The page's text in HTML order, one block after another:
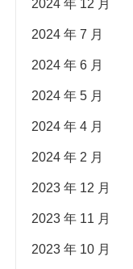
2024 年 12 月
2024 年 7 月
2024 年 6 月
2024 年 5 月
2024 年 4 月
2024 年 2 月
2023 年 12 月
2023 年 11 月
2023 年 10 月